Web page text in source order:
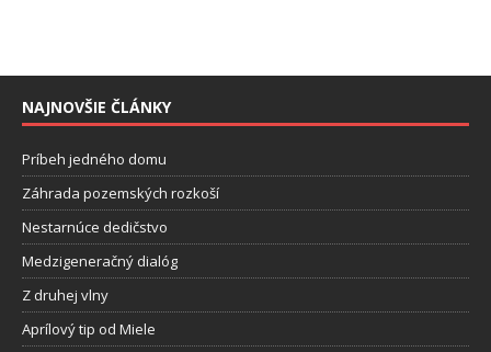
NAJNOVŠIE ČLÁNKY
Príbeh jedného domu
Záhrada pozemských rozkoší
Nestarnúce dedičstvo
Medzigeneračný dialóg
Z druhej vlny
Aprílový tip od Miele